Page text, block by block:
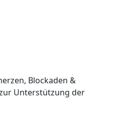
Blockaden &
Unterstützung der